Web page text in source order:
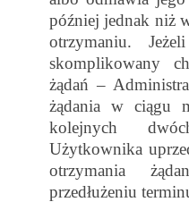
później jednak niż
otrzymaniu.
skomplikowany
żądań –
żądania w ciągu
kolejnych
Użytkownika
otrzymania
przedłużeniu